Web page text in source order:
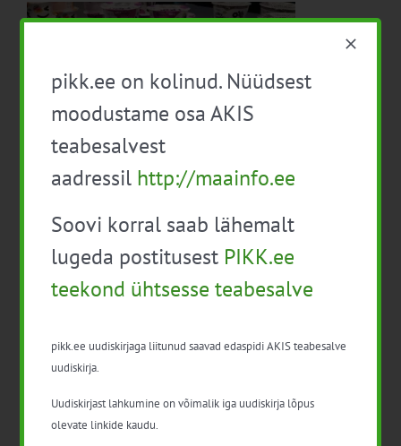
Foto: Liina Ulm
Valgupulbrist liha meenutava toote saamiseks
valgupulbrile lisatakse vesi ning saadud segu
suunatakse läbi toruja süsteemi, kus segu mõjutavad
meenutav riba kui veidi rohkem saepuru meenutav kuiv
pudi. Saadud tooteid saab kasutada erinevalt. Fileed
meenutavat lihaalternatiivi, kuivast segust saab
pikk.ee on kolinud. Nüüdsest
moodustame osa AKIS
teabesalvest
aadressil http://maainfo.ee
Soovi korral saab lähemalt
lugeda postitusest PIKK.ee
teekond ühtsesse teabesalve
pikk.ee uudiskirjaga liitunud saavad edaspidi AKIS teabesalve
uudiskirja.
Uudiskirjast lahkumine on võimalik iga uudiskirja lõpus
olevate linkide kaudu.